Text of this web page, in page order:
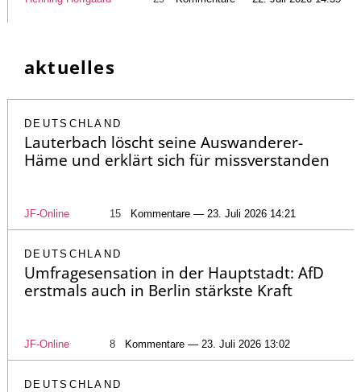
aktuelles
DEUTSCHLAND
Lauterbach löscht seine Auswanderer-
Häme und erklärt sich für missverstanden
JF-Online 15 Kommentare — 23. Juli 2026 14:21
DEUTSCHLAND
Umfragesensation in der Hauptstadt: AfD
erstmals auch in Berlin stärkste Kraft
JF-Online 8 Kommentare — 23. Juli 2026 13:02
DEUTSCHLAND